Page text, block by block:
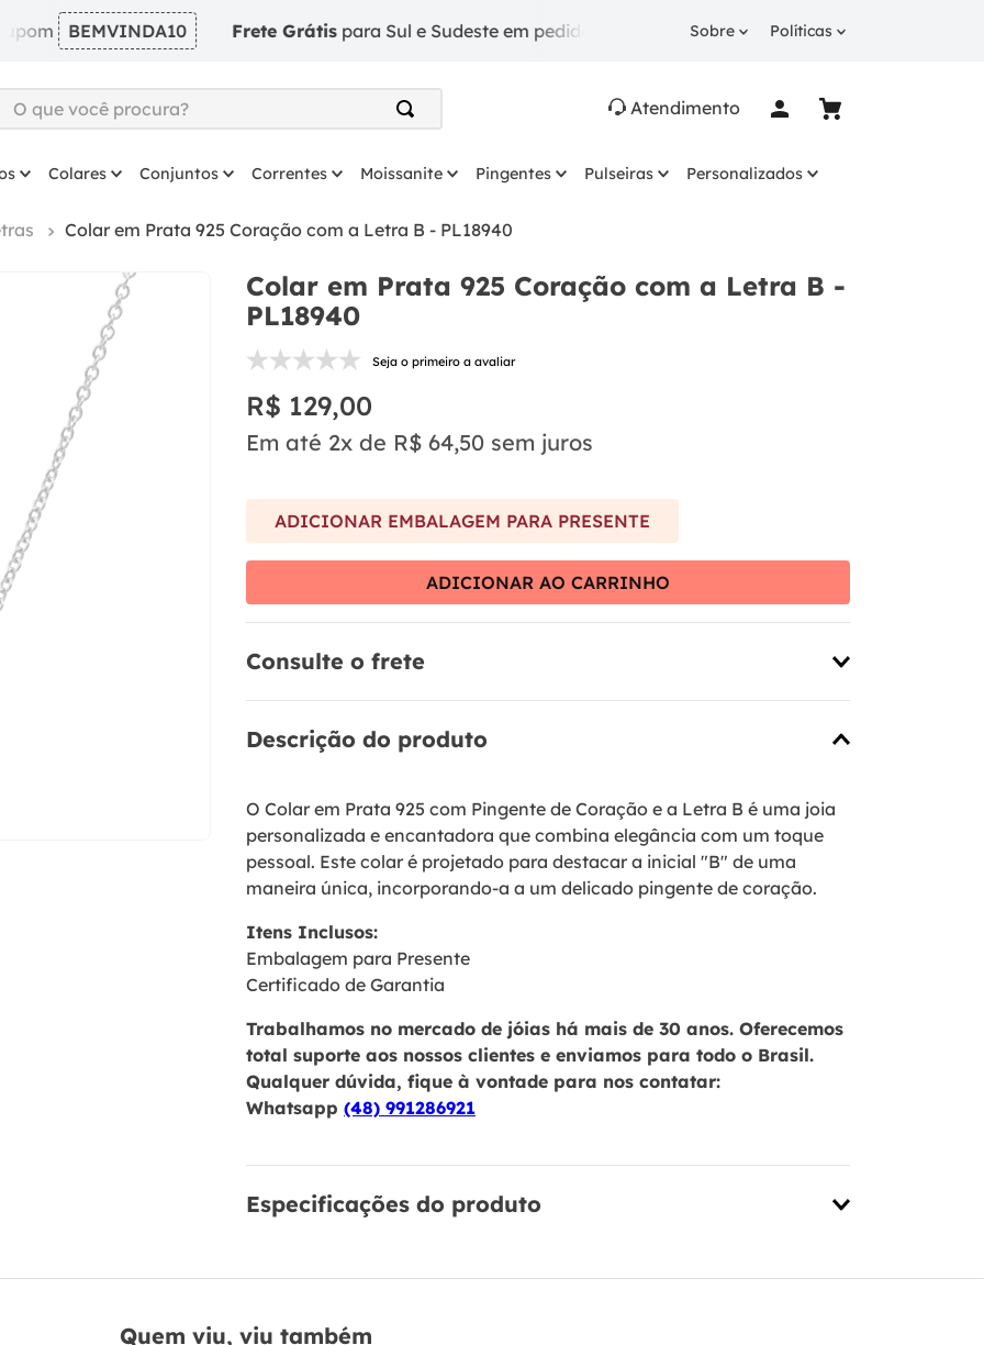
BEMVINDA10 Frete Grátis para Sul e Sudeste em pedidos a partir de R$ 249. 10% OFFna 1ª compra com
Sobre Políticas
O que você procura?
2º
solitário
anel prata
colar
escapulario
brinco
10º
Atendimento
Colares Conjuntos Correntes Moissanite Pingentes Pulseiras Personalizados
Colar em Prata 925 Coração com a Letra B - PL18940
Colar em Prata 925 Coração com a Letra B -
PL18940
Seja o primeiro a avaliar
R$ 129,00
Em até 2x de R$ 64,50 sem juros
ADICIONAR EMBALAGEM PARA PRESENTE
ADICIONAR AO CARRINHO
Consulte o frete
Descrição do produto
O Colar em Prata 925 com Pingente de Coração e a Letra B é uma joia
personalizada e encantadora que combina elegância com um toque
pessoal. Este colar é projetado para destacar a inicial "B" de uma
maneira única, incorporando-a a um delicado pingente de coração.
Itens Inclusos:
Embalagem para Presente
Certificado de Garantia
Trabalhamos no mercado de jóias há mais de 30 anos. Oferecemos
total suporte aos nossos clientes e enviamos para todo o Brasil.
Qualquer dúvida, fique à vontade para nos contatar:
Whatsapp (48) 991286921
Especificações do produto
Quem viu, viu também